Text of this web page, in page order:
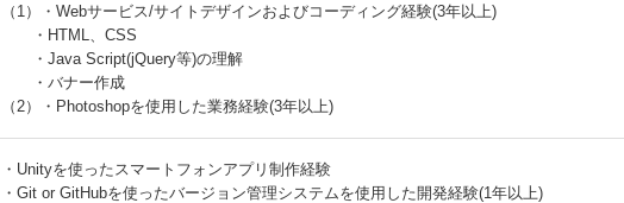
（1）・Webサービス/サイトデザインおよびコーディング経験(3年以上)
・HTML、CSS
・Java Script(jQuery等)の理解
・バナー作成
（2）・Photoshopを使用した業務経験(3年以上)
・Unityを使ったスマートフォンアプリ制作経験
・Git or GitHubを使ったバージョン管理システムを使用した開発経験(1年以上)